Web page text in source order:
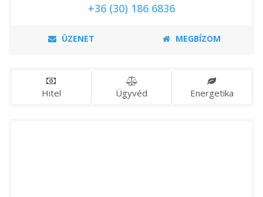
+36 (30) 186 6836
ÜZENET MEGBÍZOM
Hitel Ügyvéd Energetika